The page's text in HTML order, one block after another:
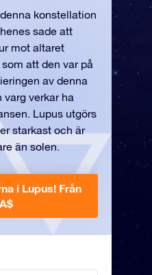
konstellation
sade att
mot altaret
att den var på
av denna
verkar ha
Lupus utgörs
starkast och är
än solen.
i Lupus! Från